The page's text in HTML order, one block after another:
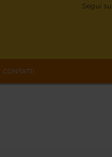
Segui su
CONTATTI